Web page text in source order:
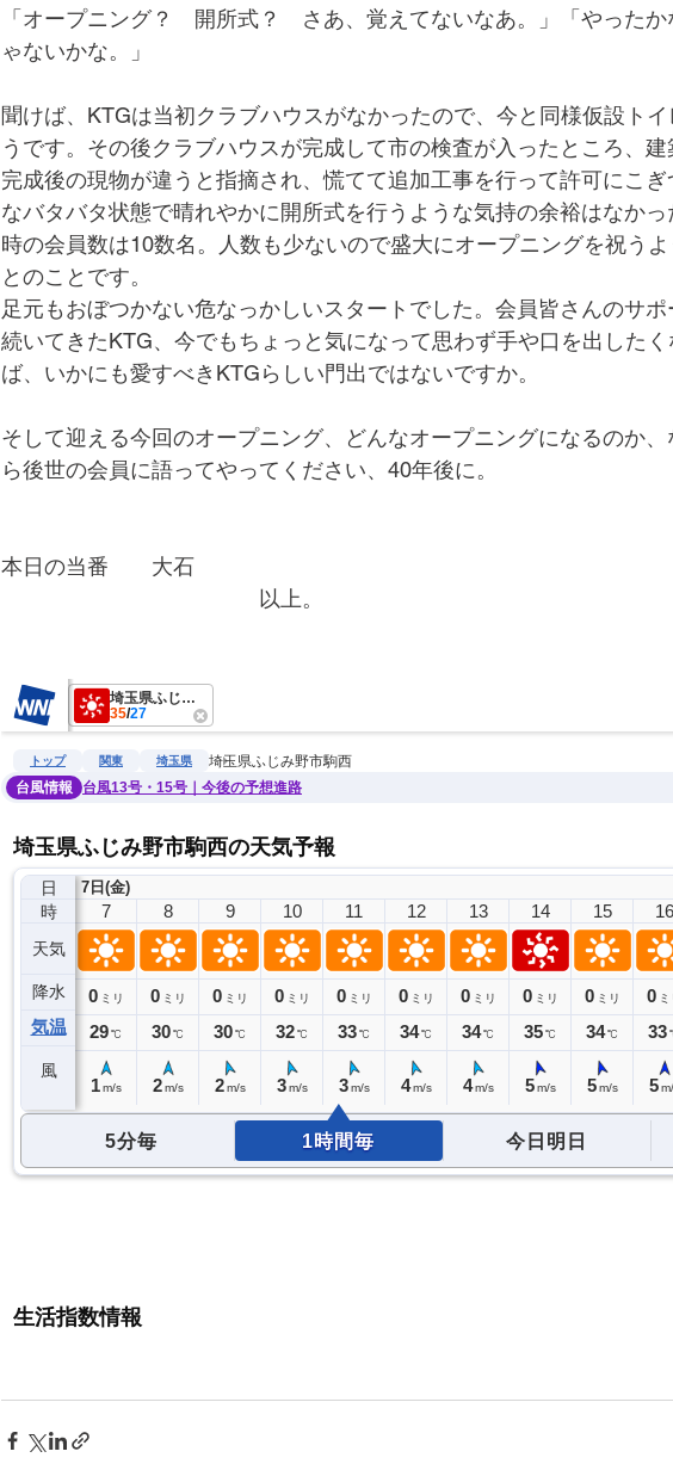
「オープニング？　開所式？　さあ、覚えてないなあ。」「やった
ゃないかな。」
聞けば、KTGは当初クラブハウスがなかったので、今と同様仮設ト
うです。その後クラブハウスが完成して市の検査が入ったところ、
完成後の現物が違うと指摘され、慌てて追加工事を行って許可にこ
なバタバタ状態で晴れやかに開所式を行うような気持の余裕はなか
時の会員数は10数名。人数も少ないので盛大にオープニングを祝う
とのことです。
足元もおぼつかない危なっかしいスタートでした。会員皆さんのサ
続いてきたKTG、今でもちょっと気になって思わず手や口を出したく
ば、いかにも愛すべきKTGらしい門出ではないですか。
そして迎える今回のオープニング、どんなオープニングになるのか
ら後世の会員に語ってやってください、40年後に。
本日の当番　　大石
以上。